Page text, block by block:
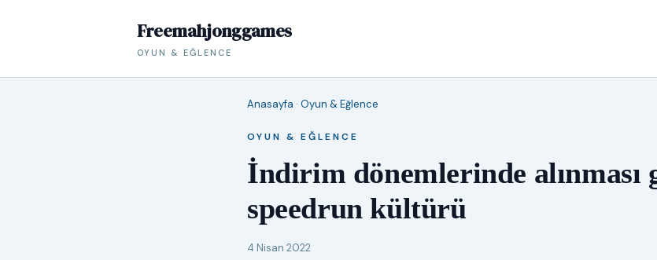
Freemahjonggames
OYUN & EĞLENCE
Anasayfa · Oyun & Eğlence
OYUN & EĞLENCE
İndirim dönemlerinde alınması
speedrun kültürü
4 Nisan 2022